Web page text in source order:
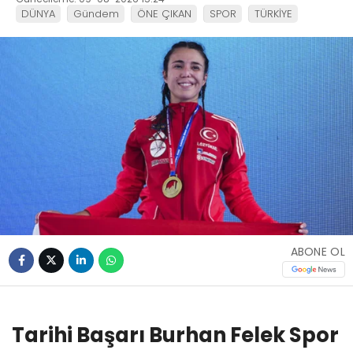
DÜNYA Gündem ÖNE ÇIKAN SPOR TÜRKİYE
ABONE OL
Tarihi Başarı Burhan Felek Spor